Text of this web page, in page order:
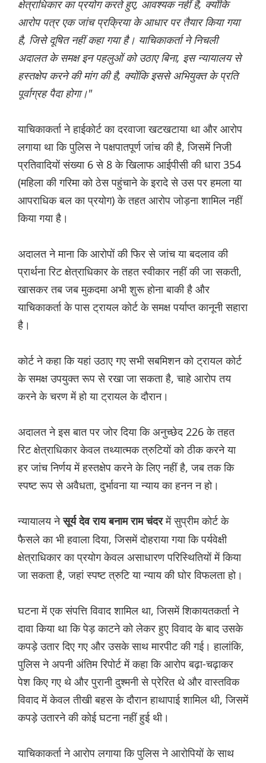
क्षेत्राधिकार का प्रयोग करते हुए, आवश्यक नहीं है, क्योंकि
आरोप पत्र एक जांच प्रक्रिया के आधार पर तैयार किया गया
है, जिसे दूषित नहीं कहा गया है। याचिकाकर्ता ने निचली
अदालत के समक्ष इन पहलुओं को उठाए बिना, इस न्यायालय से
हस्तक्षेप करने की मांग की है, क्योंकि इससे अभियुक्त के प्रति
पूर्वाग्रह पैदा होगा।"
याचिकाकर्ता ने हाईकोर्ट का दरवाजा खटखटाया था और आरोप
लगाया था कि पुलिस ने पक्षपातपूर्ण जांच की है, जिसमें निजी
प्रतिवादियों संख्या 6 से 8 के खिलाफ आईपीसी की धारा 354
(महिला की गरिमा को ठेस पहुंचाने के इरादे से उस पर हमला या
आपराधिक बल का प्रयोग) के तहत आरोप जोड़ना शामिल नहीं
किया गया है।
अदालत ने माना कि आरोपों की फिर से जांच या बदलाव की
प्रार्थना रिट क्षेत्राधिकार के तहत स्वीकार नहीं की जा सकती,
खासकर तब जब मुकदमा अभी शुरू होना बाकी है और
याचिकाकर्ता के पास ट्रायल कोर्ट के समक्ष पर्याप्त कानूनी सहारा
है।
कोर्ट ने कहा कि यहां उठाए गए सभी सबमिशन को ट्रायल कोर्ट
के समक्ष उपयुक्त रूप से रखा जा सकता है, चाहे आरोप तय
करने के चरण में हो या ट्रायल के दौरान।
अदालत ने इस बात पर जोर दिया कि अनुच्छेद 226 के तहत
रिट क्षेत्राधिकार केवल तथ्यात्मक त्रुटियों को ठीक करने या
हर जांच निर्णय में हस्तक्षेप करने के लिए नहीं है, जब तक कि
स्पष्ट रूप से अवैधता, दुर्भावना या न्याय का हनन न हो।
न्यायालय नेसूर्य देव राय बनाम राम चंदरमें सुप्रीम कोर्ट के
फैसले का भी हवाला दिया, जिसमें दोहराया गया कि पर्यवेक्षी
क्षेत्राधिकार का प्रयोग केवल असाधारण परिस्थितियों में किया
जा सकता है, जहां स्पष्ट त्रुटि या न्याय की घोर विफलता हो।
घटना में एक संपत्ति विवाद शामिल था, जिसमें शिकायतकर्ता ने
दावा किया था कि पेड़ काटने को लेकर हुए विवाद के बाद उसके
कपड़े उतार दिए गए और उसके साथ मारपीट की गई। हालांकि,
पुलिस ने अपनी अंतिम रिपोर्ट में कहा कि आरोप बढ़ा-चढ़ाकर
पेश किए गए थे और पुरानी दुश्मनी से प्रेरित थे और वास्तविक
विवाद में केवल तीखी बहस के दौरान हाथापाई शामिल थी, जिसमें
कपड़े उतारने की कोई घटना नहीं हुई थी।
याचिकाकर्ता ने आरोप लगाया कि पुलिस ने आरोपियों के साथ